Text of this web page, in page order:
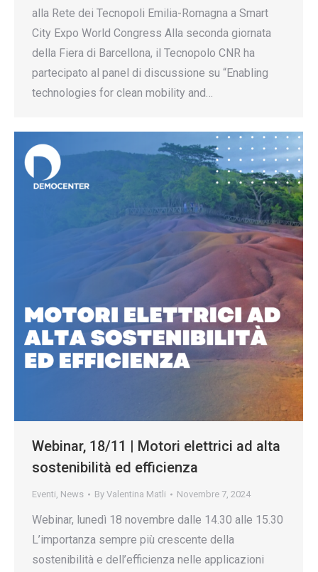
alla Rete dei Tecnopoli Emilia-Romagna a Smart
City Expo World Congress Alla seconda giornata
della Fiera di Barcellona, il Tecnopolo CNR ha
partecipato al panel di discussione su “Enabling
technologies for clean mobility and…
Webinar, 18/11 | Motori elettrici ad alta
sostenibilità ed efficienza
Eventi, News By Valentina Matli Novembre 7, 2024
Webinar, lunedì 18 novembre dalle 14.30 alle 15.30
L’importanza sempre più crescente della
sostenibilità e dell’efficienza nelle applicazioni